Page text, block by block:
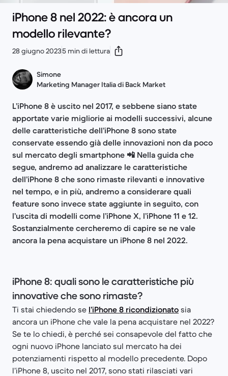
iPhone 8 nel 2022: è ancora un
modello rilevante?
28 giugno 20235 min di lettura
Simone
Marketing Manager Italia di Back Market
L’iPhone 8 è uscito nel 2017, e sebbene siano state
apportate varie migliorie ai modelli successivi, alcune
delle caratteristiche dell’iPhone 8 sono state
conservate essendo già delle innovazioni non da poco
sul mercato degli smartphone 📲 Nella guida che
segue, andremo ad analizzare le caratteristiche
dell’iPhone 8 che sono rimaste rilevanti e innovative
nel tempo, e in più, andremo a considerare quali
feature sono invece state aggiunte in seguito, con
l’uscita di modelli come l’iPhone X, l’iPhone 11 e 12.
Sostanzialmente cercheremo di capire se ne vale
ancora la pena acquistare un iPhone 8 nel 2022.
iPhone 8: quali sono le caratteristiche più
innovative che sono rimaste?
Ti stai chiedendo se l’iPhone 8 ricondizionato sia
ancora un iPhone che vale la pena acquistare nel 2022?
Se te lo chiedi, è perché sei consapevole del fatto che
ogni nuovo iPhone lanciato sul mercato ha dei
potenziamenti rispetto al modello precedente. Dopo
l’iPhone 8, uscito nel 2017, sono stati rilasciati vari